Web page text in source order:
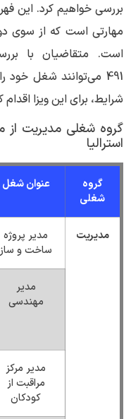
بررسی خواهیم کرد.
مهارتی است که از سوی
است. متقاضیان با
491 می‌توانند شغل
شرایط، برای این ویزا اقدام
گروه شغلی مدیریت از
استرالیا
گروه
شغلی
عنوان شغل
مدیریت
مدیر پروژه
ساخت و ساز
مدیر
مهندسی
مدیر مرکز
مراقبت از
کودکان